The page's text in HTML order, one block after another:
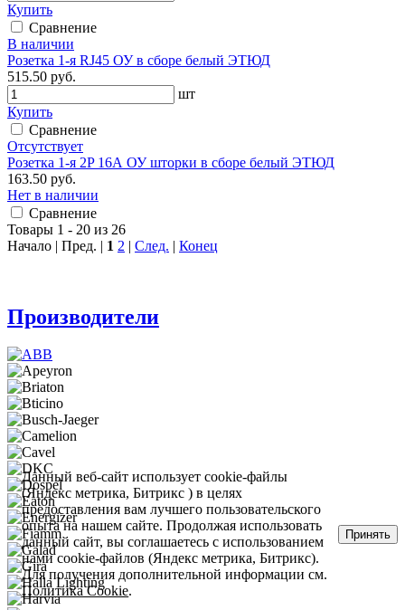
Купить
Сравнение
В наличии
Розетка 1-я RJ45 ОУ в сборе белый ЭТЮД
515.50 руб.
шт
Купить
Сравнение
Отсутствует
Розетка 1-я 2P 16А ОУ шторки в сборе белый ЭТЮД
163.50 руб.
Нет в наличии
Сравнение
Товары 1 - 20 из 26
Начало | Пред. | 1 2 | След. | Конец
Производители
Данный веб-сайт использует cookie-файлы
(Яндекс метрика, Битрикс ) в целях
предоставления вам лучшего пользовательского
опыта на нашем сайте. Продолжая использовать
данный сайт, вы соглашаетесь с использованием
нами cookie-файлов (Яндекс метрика, Битрикс).
Для получения дополнительной информации см.
Политика Cookie.
Принять